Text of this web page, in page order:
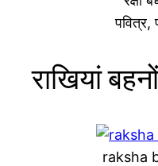
पवित्र,
राखियां
raksha